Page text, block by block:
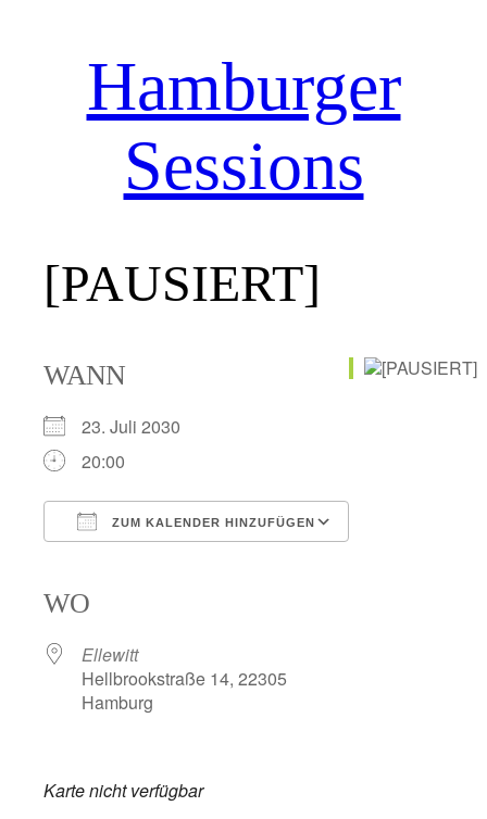
Hamburger
Sessions
[PAUSIERT]
WANN
23. Juli 2030
20:00
ZUM KALENDER HINZUFÜGEN
WO
Ellewitt
Hellbrookstraße 14, 22305
Hamburg
Karte nicht verfügbar